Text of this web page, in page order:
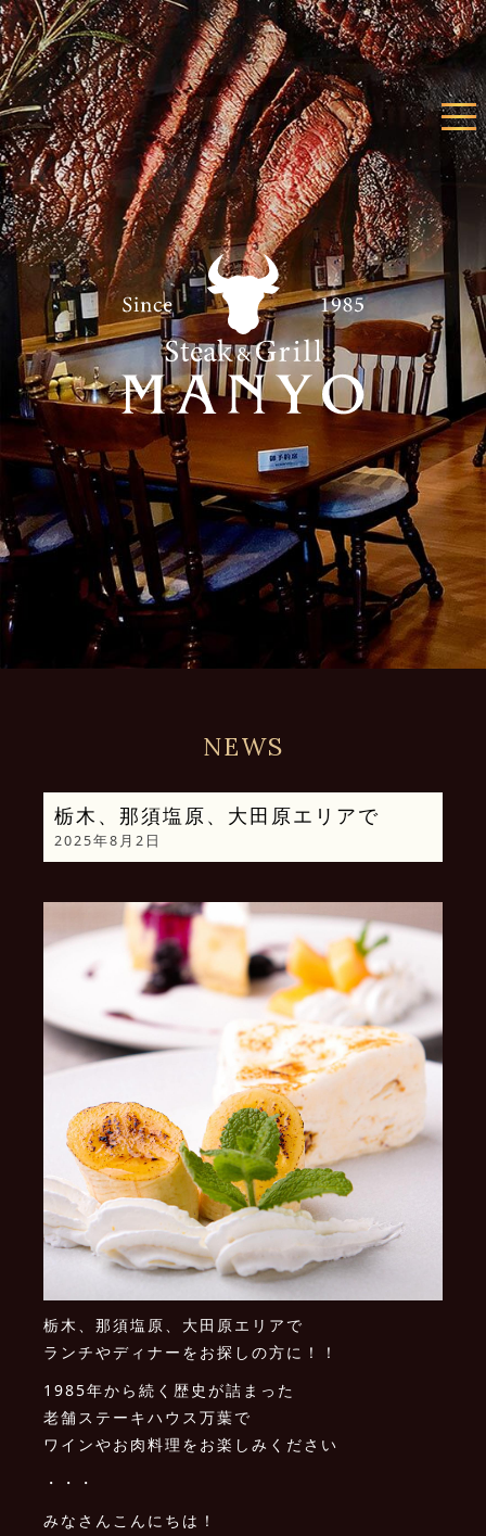
NEWS
栃木、那須塩原、大田原エリアで
2025年8月2日
栃木、那須塩原、大田原エリアで
ランチやディナーをお探しの方に！！
1985年から続く歴史が詰まった
老舗ステーキハウス万葉で
ワインやお肉料理をお楽しみください
・・・
みなさんこんにちは！